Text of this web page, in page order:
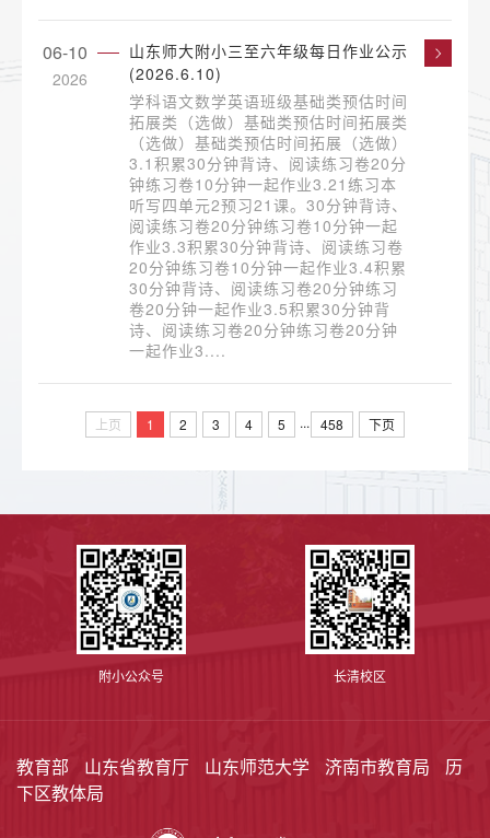
06-10
2026
山东师大附小三至六年级每日作业公示
(2026.6.10)
学科语文数学英语班级基础类预估时间
拓展类（选做）基础类预估时间拓展类
（选做）基础类预估时间拓展（选做）
3.1积累30分钟背诗、阅读练习卷20分
钟练习卷10分钟一起作业3.21练习本
听写四单元2预习21课。30分钟背诗、
阅读练习卷20分钟练习卷10分钟一起
作业3.3积累30分钟背诗、阅读练习卷
20分钟练习卷10分钟一起作业3.4积累
30分钟背诗、阅读练习卷20分钟练习
卷20分钟一起作业3.5积累30分钟背
诗、阅读练习卷20分钟练习卷20分钟
一起作业3....
上页 1 2 3 4 5 ... 458 下页
附小公众号 长清校区
教育部 山东省教育厅 山东师范大学 济南市教育局
历
下区教体局